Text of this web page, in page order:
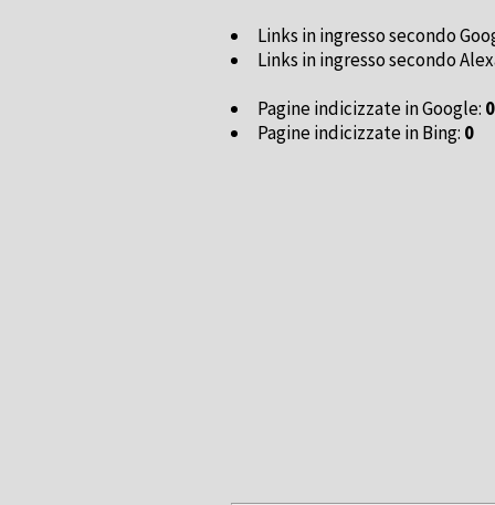
Links in ingresso secondo
Links in ingresso secondo
Pagine indicizzate in Google: 0
Pagine indicizzate in Bing: 0